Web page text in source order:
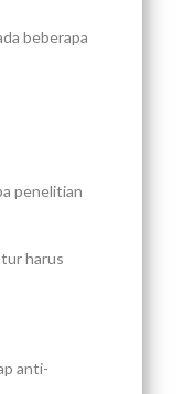
beberapa
penelitian
harus
anti-